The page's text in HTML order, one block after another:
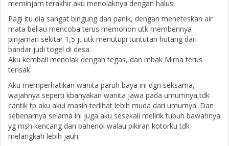
meminjam terakhir aku menolaknya dengan halus.
Pagi itu dia sangat bingung dan panik, dengan meneteskan air
mata beliau mencoba terus memohon utk memberinya
pinjaman sekitar 1,5 jt utk menutupi tuntutan hutang dari
bandar judi togel di desa.
Aku kembali menolak dengan tegas, dan mbak Mirna terus
terisak.
Aku memperhatikan wanita paruh baya ini dgn seksama,
wajahnya seperti kbanyakan wanita jawa pada umumnya,tdk
cantik tp aku akui masih terlihat lebih muda dari umurnya. Dan
sebenarnya selama ini juga aku sesekali melirik tubuh bawahnya
yg msh kencang dan bahenol walau pikiran kotorku tdk
melangkah lebih jauh.